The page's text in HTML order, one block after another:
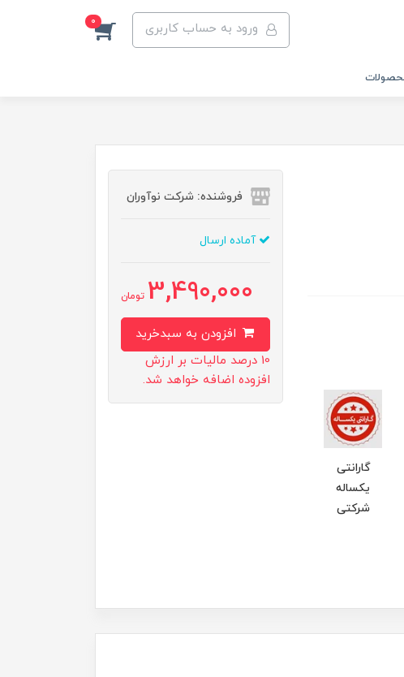
ورود به حساب کاربری 0
گارانتی
یکساله
شرکتی
فروشنده: شرکت نوآوران
آماده ارسال
3,490,000 تومان
10 درصد مالیات بر ارزش
افزوده اضافه خواهد شد.